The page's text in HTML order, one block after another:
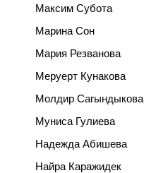
Максим Субота
Марина Сон
Мария Резванова
Меруерт Кунакова
Молдир Сагындыкова
Муниса Гулиева
Надежда Абишева
Найра Каражидек